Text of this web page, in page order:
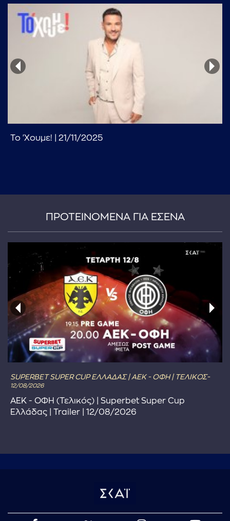
...πληκτρολογήστε κείμενο προς αναζήτηση
Το 'Χουμε! | 21/11/2025
ΠΡΟΤΕΙΝΟΜΕΝΑ ΓΙΑ ΕΣΕΝΑ
SUPERBET SUPER CUP ΕΛΛΑΔΑΣ | ΑΕΚ - ΟΦΗ | ΤΕΛΙΚΟΣ-
12/08/2026
ΑΕΚ - ΟΦΗ (Τελικός) | Superbet Super Cup
Ελλάδας | Trailer | 12/08/2026